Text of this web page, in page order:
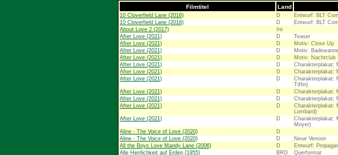
Filmtitel Land
10 Cloverfield Lane (2016) D
Entwurf: BLT
10 Cloverfield Lane (2016)
D
Entwurf: BLT
About Love 2 (2017)
Int
After Love (2021)
D
Teaser
After Love (2021)
D
Motiv: Close Up
After Love (2021)
D
Motiv:
After Love (2021)
D
Motiv: Nachtclub
After Love (2021)
D
Charakterplakat;
After Love (2021)
D
Charakterplakat;
After Love (2021)
D
Charakterplakat;
Tiffin)
After Love (2021)
D
Charakterplakat;
After Love (2021)
D
Charakterplakat;
After Love (2021)
D
Charakterplakat;
Lombard)
After Love (2021)
D
Charakterplakat;
Moyer)
Aline - The Voice of Love (2020)
D
Aline - The Voice of Love (2020)
D
Neue Version
All the Boys Love Mandy Lane (2006)
D
Entwurf:
Alle Herrlichkeit auf Erden (1955)
BRD
Querformat